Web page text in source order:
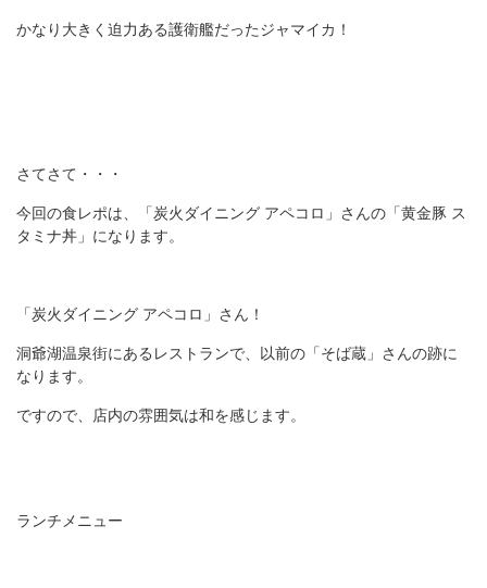
かなり大きく迫力ある護衛艦だったジャマイカ！
さてさて・・・
今回の食レポは、「炭火ダイニング アペコロ」さんの「黄金豚 ス
タミナ丼」になります。
「炭火ダイニング アペコロ」さん！
洞爺湖温泉街にあるレストランで、以前の「そば蔵」さんの跡に
なります。
ですので、店内の雰囲気は和を感じます。
ランチメニュー